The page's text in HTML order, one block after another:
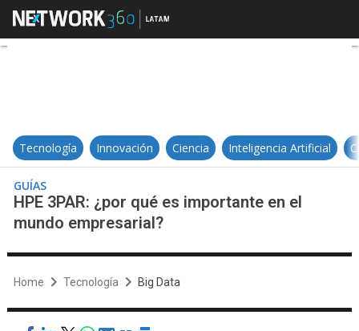
HPE 3PAR: ¿por qué es
Tecnología Innovación Ciencia Inteligencia Artificial
GUÍAS
HPE 3PAR: ¿por qué es importante en el
mundo empresarial?
Home Tecnología Big Data